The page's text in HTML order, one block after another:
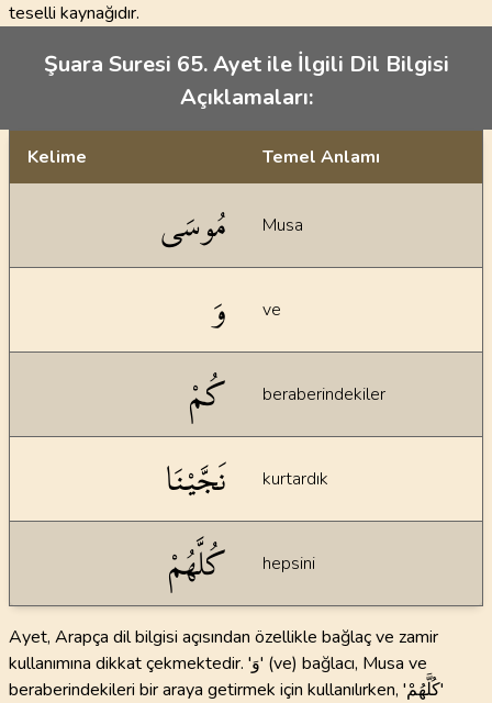
teselli kaynağıdır.
Şuara Suresi 65. Ayet ile İlgili Dil Bilgisi
Açıklamaları:
Kelime Temel Anlamı
مُوسَى Musa
وَ ve
كُمْ beraberindekiler
نَجَّيْنَا kurtardık
كُلَّهُمْ hepsini
Ayet, Arapça dil bilgisi açısından özellikle bağlaç ve zamir
kullanımına dikkat çekmektedir. 'وَ' (ve) bağlacı, Musa ve
beraberindekileri bir araya getirmek için kullanılırken, 'كُلَّهُمْ'